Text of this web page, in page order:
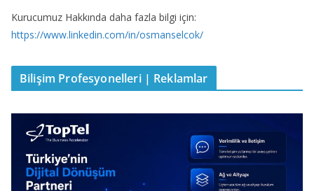
Kurucumuz Hakkında daha fazla bilgi için:
https://www.linkedin.com/in/osmanselcok/
Bilişim Profesyonelleri | Reklamlar